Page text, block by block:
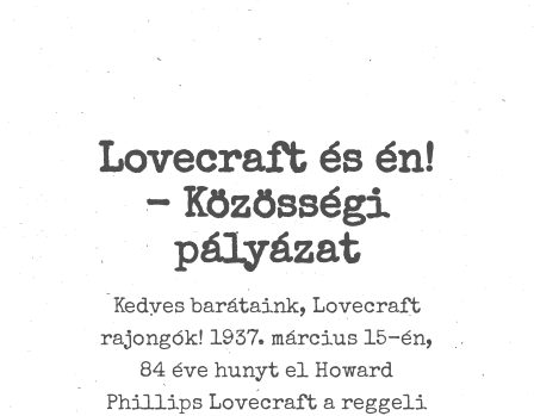
Lovecraft és én!
- Közösségi
pályázat
Kedves barátaink, Lovecraft
rajongók! 1937. március 15-én,
84 éve hunyt el Howard
Phillips Lovecraft a reggeli
Círculo
Lovecraftiano &
Horror
Az egyesület még októberben
kapott megkeresést a mexikói
Lovecraft-társaságtól, a
Círculo Lovecraftiano &